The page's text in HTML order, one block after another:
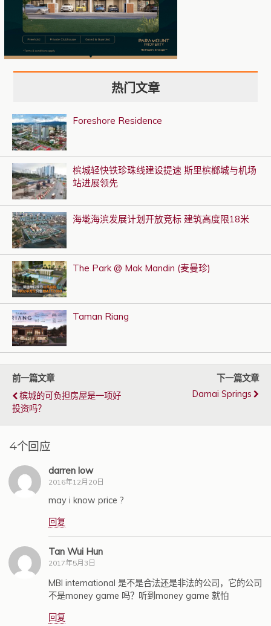
热门文章
Foreshore Residence
槟城轻快铁珍珠线建设提速 斯里槟榔城与机场
站进展领先
海墘海滨发展计划开放竞标 建筑高度限18米
The Park @ Mak Mandin (麦曼珍)
Taman Riang
前一篇文章
槟城的可负担房屋是一项好
投资吗？
下一篇文章
Damai Springs
4个回应
darren low
2016年12月20日
may i know price ?
回复
Tan Wui Hun
2017年5月3日
MBI international 是不是合法还是非法的公司，它的公司
不是money game 吗？听到money game 就怕
回复